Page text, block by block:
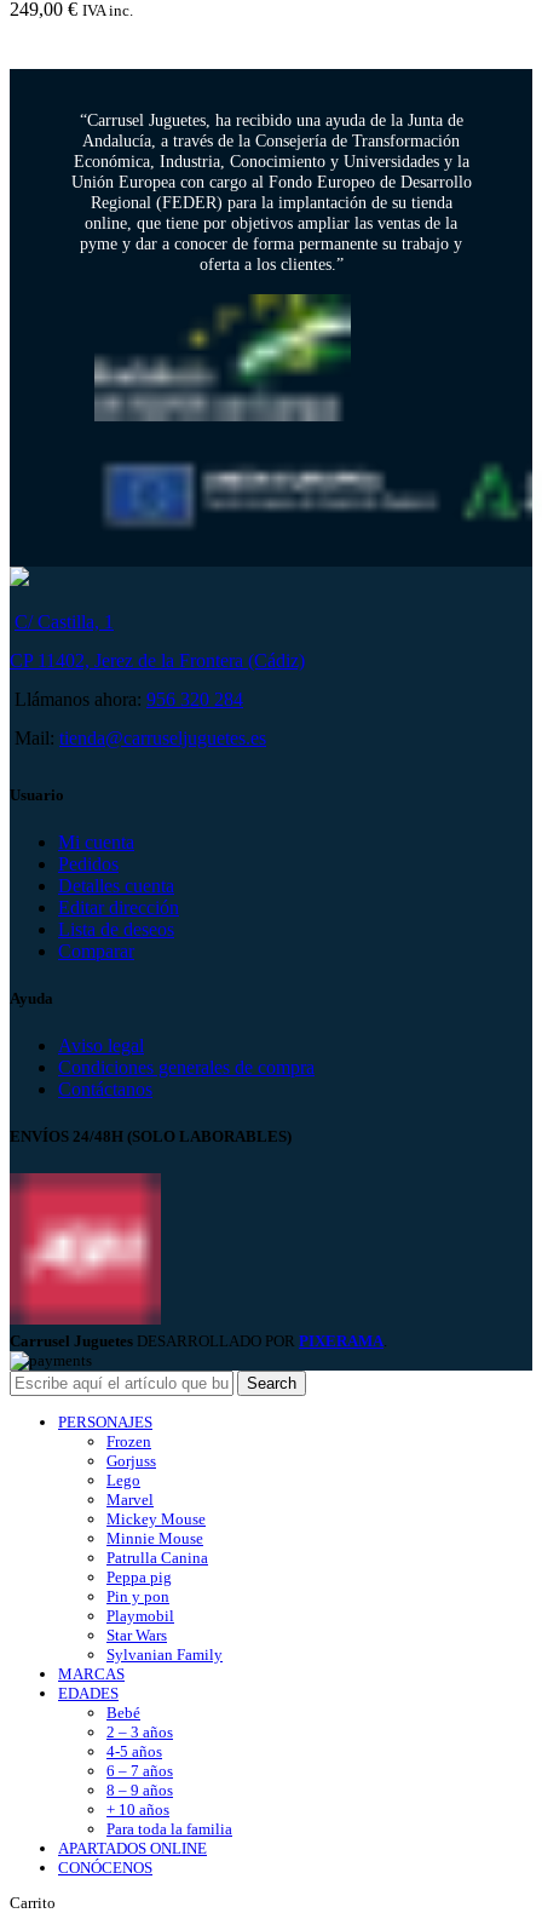
249,00 € IVA inc.
“Carrusel Juguetes, ha recibido una ayuda de la Junta de
Andalucía, a través de la Consejería de Transformación
Económica, Industria, Conocimiento y Universidades y la
Unión Europea con cargo al Fondo Europeo de Desarrollo
Regional (FEDER) para la implantación de su tienda
online, que tiene por objetivos ampliar las ventas de la
pyme y dar a conocer de forma permanente su trabajo y
oferta a los clientes.”
C/ Castilla, 1
CP 11402, Jerez de la Frontera (Cádiz)
Llámanos ahora: 956 320 284
Mail: tienda@carruseljuguetes.es
Usuario
Mi cuenta
Pedidos
Detalles cuenta
Editar dirección
Lista de deseos
Comparar
Ayuda
Aviso legal
Condiciones generales de compra
Contáctanos
ENVÍOS 24/48H (SOLO LABORABLES)
Carrusel Juguetes DESARROLLADO POR PIXERAMA.
Search
PERSONAJES
Frozen
Gorjuss
Lego
Marvel
Mickey Mouse
Minnie Mouse
Patrulla Canina
Peppa pig
Pin y pon
Playmobil
Star Wars
Sylvanian Family
MARCAS
EDADES
Bebé
2 – 3 años
4-5 años
6 – 7 años
8 – 9 años
+ 10 años
Para toda la familia
APARTADOS ONLINE
CONÓCENOS
Carrito